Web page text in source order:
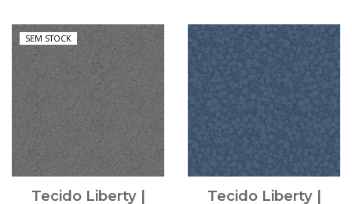
SEM STOCK
Tecido Liberty |
Tecido Liberty |